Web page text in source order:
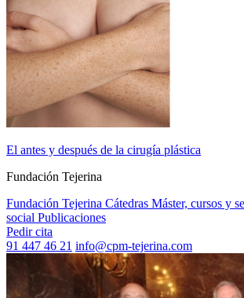
El antes y después de la cirugía plástica
Fundación Tejerina
Fundación Tejerina Cátedras Máster, cursos y
social Publicaciones
Pedir cita
91 447 46 21 info@cpm-tejerina.com